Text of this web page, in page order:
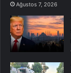
Ağustos 7, 2026